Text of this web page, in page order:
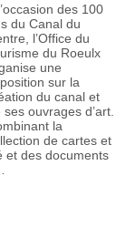
des 100
du Canal du
l’Office du
du Roeulx
une
sur la
du canal et
ses ouvrages d’art.
la
de cartes et
et des documents